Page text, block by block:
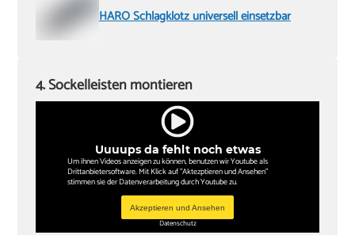
HARO Schlagklotz universell einsetzbar
Uuuups da fehlt noch etwas
Um ihnen Videos anzeigen zu können, benutzen wir Youtube als
Drittanbietersoftware. Mit Klick auf "Aktezptieren und Ansehen"
stimmen sie der Datenverarbeitung durch Youtube zu.
Akzeptieren und Ansehen
Datenschutz
4. Sockelleisten montieren